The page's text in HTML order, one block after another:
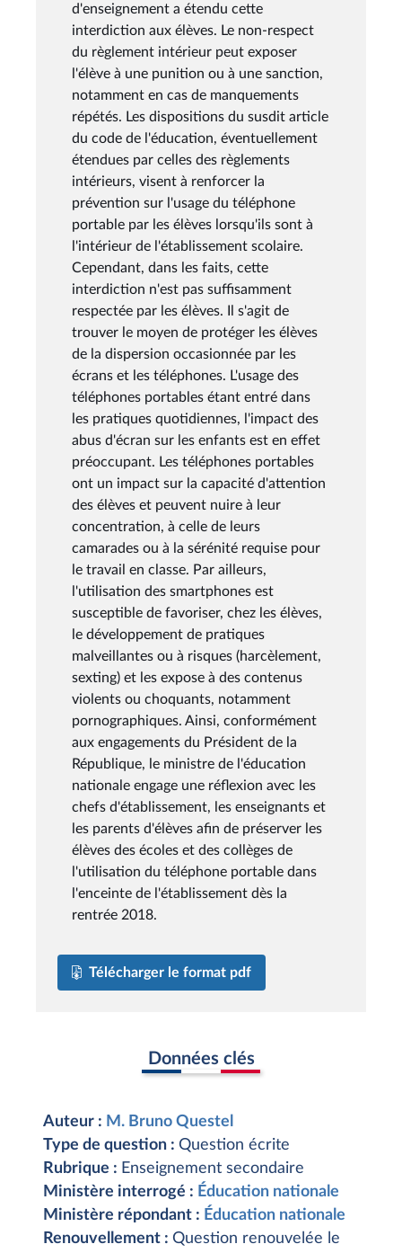
d'enseignement a étendu cette
interdiction aux élèves. Le non-respect
du règlement intérieur peut exposer
l'élève à une punition ou à une sanction,
notamment en cas de manquements
répétés. Les dispositions du susdit article
du code de l'éducation, éventuellement
étendues par celles des règlements
intérieurs, visent à renforcer la
prévention sur l'usage du téléphone
portable par les élèves lorsqu'ils sont à
l'intérieur de l'établissement scolaire.
Cependant, dans les faits, cette
interdiction n'est pas suffisamment
respectée par les élèves. Il s'agit de
trouver le moyen de protéger les élèves
de la dispersion occasionnée par les
écrans et les téléphones. L'usage des
téléphones portables étant entré dans
les pratiques quotidiennes, l'impact des
abus d'écran sur les enfants est en effet
préoccupant. Les téléphones portables
ont un impact sur la capacité d'attention
des élèves et peuvent nuire à leur
concentration, à celle de leurs
camarades ou à la sérénité requise pour
le travail en classe. Par ailleurs,
l'utilisation des smartphones est
susceptible de favoriser, chez les élèves,
le développement de pratiques
malveillantes ou à risques (harcèlement,
sexting) et les expose à des contenus
violents ou choquants, notamment
pornographiques. Ainsi, conformément
aux engagements du Président de la
République, le ministre de l'éducation
nationale engage une réflexion avec les
chefs d'établissement, les enseignants et
les parents d'élèves afin de préserver les
élèves des écoles et des collèges de
l'utilisation du téléphone portable dans
l'enceinte de l'établissement dès la
rentrée 2018.
Télécharger le format pdf
Données clés
Auteur : M. Bruno Questel
Type de question : Question écrite
Rubrique : Enseignement secondaire
Ministère interrogé : Éducation nationale
Ministère répondant : Éducation nationale
Renouvellement : Question renouvelée le